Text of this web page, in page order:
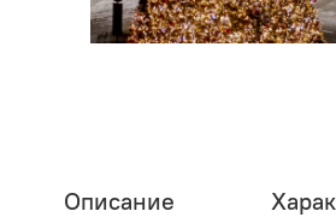
Описание